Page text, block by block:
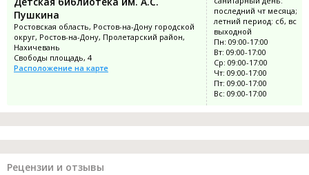
Пушкина
Ростовская область, Ростов-на-Дону городской
округ, Ростов-на-Дону, Пролетарский район,
Нахичевань
Свободы площадь, 4
Расположение на карте
последний чт месяца;
летний период: сб, вс
выходной
Пн: 09:00-17:00
Вт: 09:00-17:00
Ср: 09:00-17:00
Чт: 09:00-17:00
Пт: 09:00-17:00
Вс: 09:00-17:00
Рецензии и отзывы